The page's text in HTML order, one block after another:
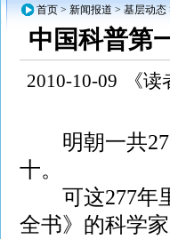
首页 > 新闻报道 > 基层动态
中国科普第
2010-10-09 《读
明朝一共277
十。
可这277年里
全书》的科学